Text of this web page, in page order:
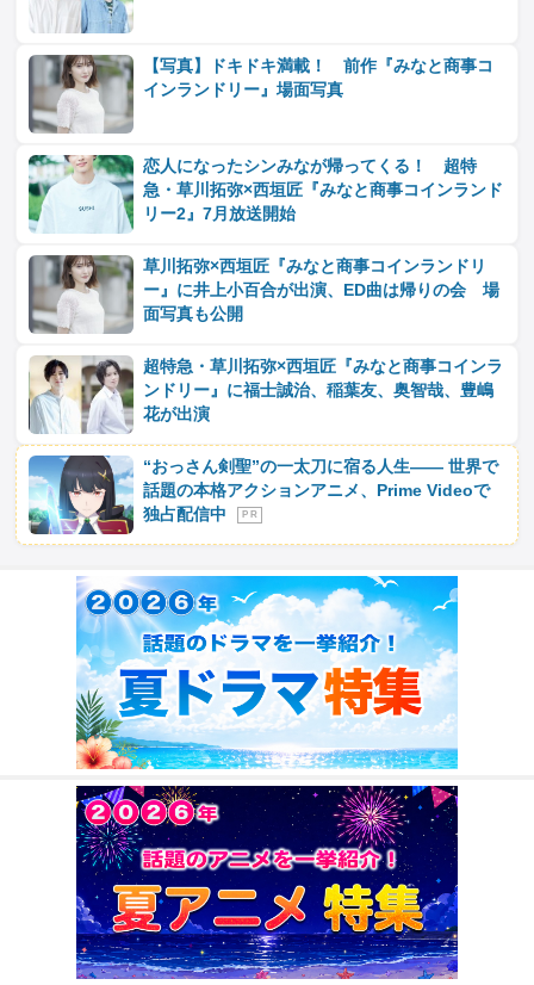
【写真】ドキドキ満載！ 前作『みなと商事コ
インランドリー』場面写真
恋人になったシンみなが帰ってくる！ 超特
急・草川拓弥×西垣匠『みなと商事コインランド
リー2』7月放送開始
草川拓弥×西垣匠『みなと商事コインランドリ
ー』に井上小百合が出演、ED曲は帰りの会 場
面写真も公開
超特急・草川拓弥×西垣匠『みなと商事コインラ
ンドリー』に福士誠治、稲葉友、奥智哉、豊嶋
花が出演
“おっさん剣聖”の一太刀に宿る人生―― 世界で
話題の本格アクションアニメ、Prime Videoで
独占配信中
P R